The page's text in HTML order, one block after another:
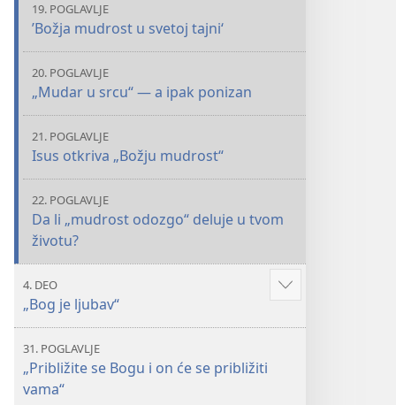
19. POGLAVLJE
’Božja mudrost u svetoj tajni‘
20. POGLAVLJE
„Mudar u srcu“ — a ipak ponizan
21. POGLAVLJE
Isus otkriva „Božju mudrost“
22. POGLAVLJE
Da li „mudrost odozgo“ deluje u tvom
životu?
4. DEO
„Bog je ljubav“ Više
31. POGLAVLJE
„Približite se Bogu i on će se približiti
vama“